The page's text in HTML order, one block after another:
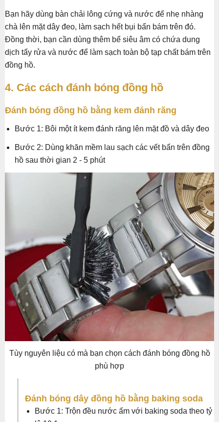
Bạn hãy dùng bàn chải lông cứng và nước để nhẹ nhàng
chà lên mặt dây đeo, làm sạch hết bụi bẩn bám trên đó.
Đồng thời, bạn cần dùng thêm bể siêu âm có chứa dung
dịch tẩy rửa và nước để làm sạch toàn bộ tạp chất bám trên
đồng hồ.
4. Các cách đánh bóng đồng hồ
Đánh bóng đồng hồ bằng kem đánh răng
Bước 1: Bôi một ít kem đánh răng lên mặt đồ và dây đeo
Bước 2: Dùng khăn mềm lau sạch các vết bẩn trên đồng
hồ sau thời gian 2 - 5 phút
Tùy nguyên liệu có mà bạn chọn cách đánh bóng đồng hồ
phù hợp
Đánh bóng dây đồng hồ bằng baking soda
Bước 1: Trộn đều nước ấm với baking soda theo tỷ